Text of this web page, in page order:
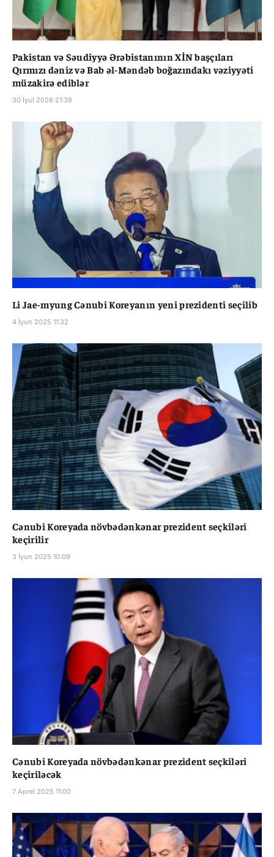
Pakistan və Səudiyyə Ərəbistanının XİN başçıları
Qırmızı dəniz və Bab əl-Məndəb boğazındakı vəziyyəti
müzakirə ediblər
30 İyul 2026 21:38
Li Jae-myung Cənubi Koreyanın yeni prezidenti seçilib
4 İyun 2025 11:32
Cənubi Koreyada növbədənkənar prezident seçkiləri
keçirilir
3 İyun 2025 10:09
Cənubi Koreyada növbədənkənar prezident seçkiləri
keçiriləcək
7 Aprel 2025 11:00